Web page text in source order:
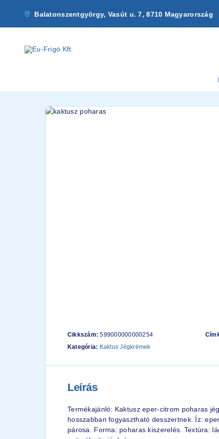
Balatonszentgyörgy, Vasút u. 7, 8710 Magyarország
Cikkszám:599000000000254
Kategória: Kaktus Jégkrémek
Leírás
Termékajánló: Kaktusz eper-citrom poharas
hosszabban fogyasztható desszertnek. Íz:
párosa. Forma: poharas kiszerelés. Textúra: